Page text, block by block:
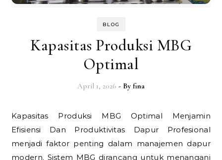
BLOG
Kapasitas Produksi MBG
Optimal
April 1, 2026 - By fina
Kapasitas Produksi MBG Optimal Menjamin
Efisiensi Dan Produktivitas Dapur Profesional
menjadi faktor penting dalam manajemen dapur
modern. Sistem MBG dirancang untuk menangani